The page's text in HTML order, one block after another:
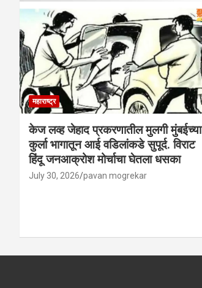
महाराष्ट्र
केज लव्ह जेहाद प्रकरणातील मुलगी मुंबईच्या
कुर्ला भागातून आई वडिलांकडे सुपूर्द. विराट
हिंदू जनआक्रोश मोर्चाचा घेतला धसका
July 30, 2026 pavan mogrekar